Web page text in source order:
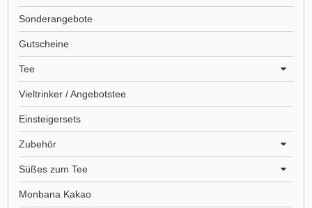
Sonderangebote
Gutscheine
Tee
Vieltrinker / Angebotstee
Einsteigersets
Zubehör
Süßes zum Tee
Monbana Kakao